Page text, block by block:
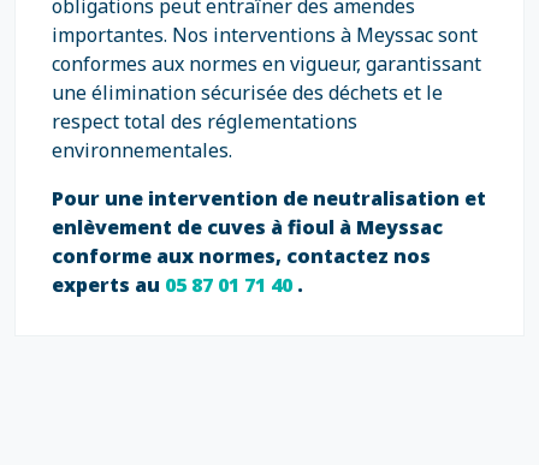
obligations peut entraîner des amendes
importantes. Nos interventions à Meyssac sont
conformes aux normes en vigueur, garantissant
une élimination sécurisée des déchets et le
respect total des réglementations
environnementales.
Pour une intervention de neutralisation et
enlèvement de cuves à fioul à Meyssac
conforme aux normes, contactez nos
experts au 05 87 01 71 40.